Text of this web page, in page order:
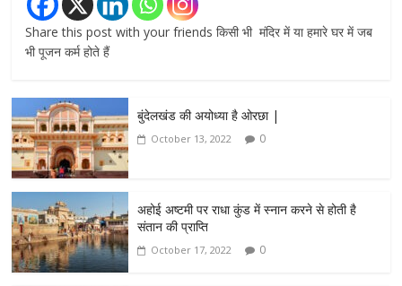
Share this post with your friends किसी भी मंदिर में या हमारे घर में जब
भी पूजन कर्म होते हैं
बुंदेलखंड की अयोध्या है ओरछा |
October 13, 2022 0
अहोई अष्टमी पर राधा कुंड में स्नान करने से होती है
संतान की प्राप्ति
October 17, 2022 0